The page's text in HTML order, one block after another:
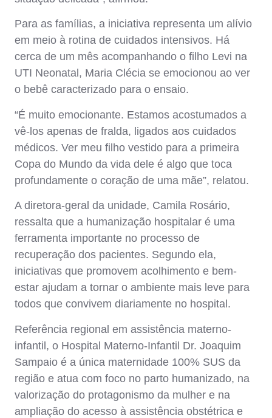
Para as famílias, a iniciativa representa um alívio
em meio à rotina de cuidados intensivos. Há
cerca de um mês acompanhando o filho Levi na
UTI Neonatal, Maria Clécia se emocionou ao ver
o bebê caracterizado para o ensaio.
“É muito emocionante. Estamos acostumados a
vê-los apenas de fralda, ligados aos cuidados
médicos. Ver meu filho vestido para a primeira
Copa do Mundo da vida dele é algo que toca
profundamente o coração de uma mãe”, relatou.
A diretora-geral da unidade, Camila Rosário,
ressalta que a humanização hospitalar é uma
ferramenta importante no processo de
recuperação dos pacientes. Segundo ela,
iniciativas que promovem acolhimento e bem-
estar ajudam a tornar o ambiente mais leve para
todos que convivem diariamente no hospital.
Referência regional em assistência materno-
infantil, o Hospital Materno-Infantil Dr. Joaquim
Sampaio é a única maternidade 100% SUS da
região e atua com foco no parto humanizado, na
valorização do protagonismo da mulher e na
ampliação do acesso à assistência obstétrica e